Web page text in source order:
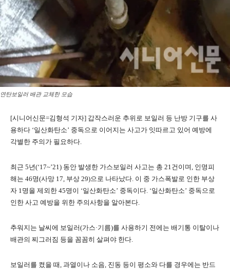
연탄보일러 배관 교체한 모습
[시니어신문=김형석 기자] 갑작스러운 추위로 보일러 등 난방 기구를 사
용하다 ‘일산화탄소’ 중독으로 이어지는 사고가 잇따르고 있어 예방에
각별한 주의가 필요하다.
최근 5년(‘17~’21) 동안 발생한 가스보일러 사고는 총 21건이며, 인명피
해는 46명(사망 17, 부상 29)으로 나타났다. 이 중 가스폭발로 인한 부상
자 1명을 제외한 45명이 ‘일산화탄소’ 중독이다. ‘일산화탄소’ 중독으로
인한 사고 예방을 위한 주의사항을 알아본다.
추워지는 날씨에 보일러(가스·기름)를 사용하기 전에는 배기통 이탈이나
배관의 찌그러짐 등을 꼼꼼히 살펴야 한다.
보일러를 켰을 때, 과열이나 소음, 진동 등이 평소와 다를 경우에는 반드